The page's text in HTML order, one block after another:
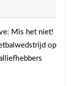
live
Mis het niet!
op